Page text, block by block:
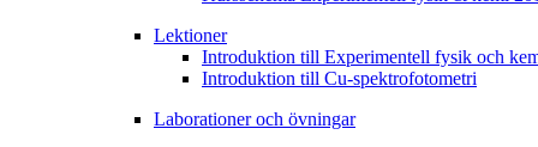
Lektioner
Introduktion till Experimentell fysik och
Introduktion till Cu-spektrofotometri
Laborationer och övningar